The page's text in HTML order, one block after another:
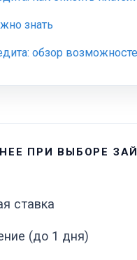
знать
обзор
ПРИ ВЫБОРЕ
ставка
(до 1 дня)